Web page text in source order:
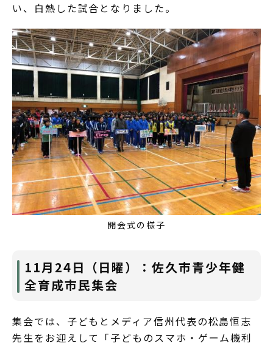
い、白熱した試合となりました。
開会式の様子
11月24日（日曜）：佐久市青少年健
全育成市民集会
集会では、子どもとメディア信州代表の松島恒志
先生をお迎えして「子どものスマホ・ゲーム機利